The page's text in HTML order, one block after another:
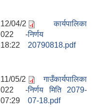
12/04/2
022 -
18:22
कार्यपालिका
निर्णय
20790818.pdf
11/05/2
022 -
07:29
गाउँकार्यपालिका
निर्णय मिति 2079-
07-18.pdf